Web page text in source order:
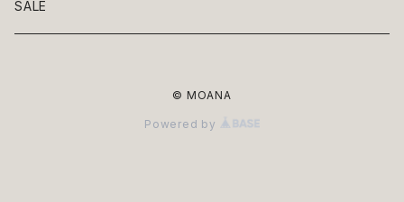
ワンピース
リード・首輪
アート
SALE
© MOANA
Powered by